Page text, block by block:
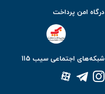
درگاه امن پرداخت
شبکه‌های اجتماعی سیب 115